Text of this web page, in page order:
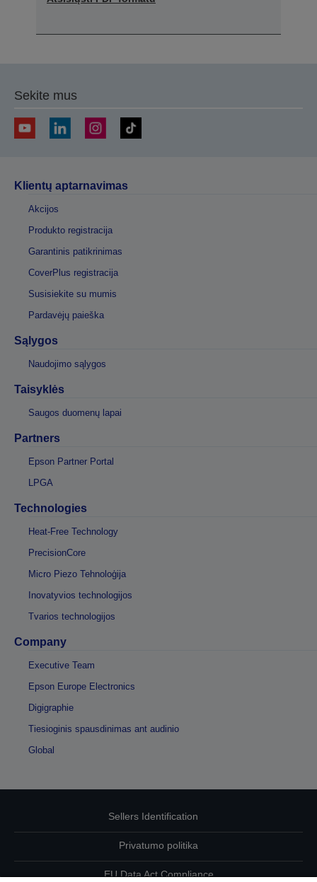
Sekite mus
Klientų aptarnavimas
Akcijos
Produkto registracija
Garantinis patikrinimas
CoverPlus registracija
Susisiekite su mumis
Pardavėjų paieška
Sąlygos
Naudojimo sąlygos
Taisyklės
Saugos duomenų lapai
Partners
Epson Partner Portal
LPGA
Technologies
Heat-Free Technology
PrecisionCore
Micro Piezo Tehnoloģija
Inovatyvios technologijos
Tvarios technologijos
Company
Executive Team
Epson Europe Electronics
Digigraphie
Tiesioginis spausdinimas ant audinio
Global
Sellers Identification
Privatumo politika
EU Data Act Compliance